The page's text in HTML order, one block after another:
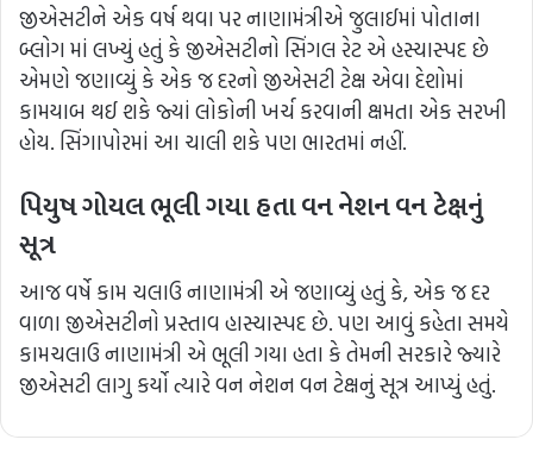
જીએસટીને એક વર્ષ થવા પર નાણામંત્રીએ જુલાઈમાં પોતાના
બ્લોગ માં લખ્યું હતું કે જીએસટીનો સિંગલ રેટ એ હસ્યાસ્પદ છે
એમણે જણાવ્યું કે એક જ દરનો જીએસટી ટેક્ષ એવા દેશોમાં
કામયાબ થઈ શકે જ્યાં લોકોની ખર્ચ કરવાની ક્ષમતા એક સરખી
હોય. સિંગાપોરમાં આ ચાલી શકે પણ ભારતમાં નહીં.
પિયુષ ગોયલ ભૂલી ગયા હતા વન નેશન વન ટેક્ષનું
સૂત્ર
આજ વર્ષે કામ ચલાઉ નાણામંત્રી એ જણાવ્યું હતું કે, એક જ દર
વાળા જીએસટીનો પ્રસ્તાવ હાસ્યાસ્પદ છે. પણ આવું કહેતા સમયે
કામચલાઉ નાણામંત્રી એ ભૂલી ગયા હતા કે તેમની સરકારે જ્યારે
જીએસટી લાગુ કર્યો ત્યારે વન નેશન વન ટેક્ષનું સૂત્ર આપ્યું હતું.